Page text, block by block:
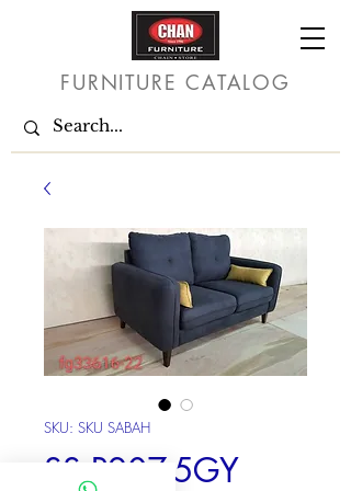
FURNITURE CATALOG
SKU: SKU SABAH
SS P207-5GY